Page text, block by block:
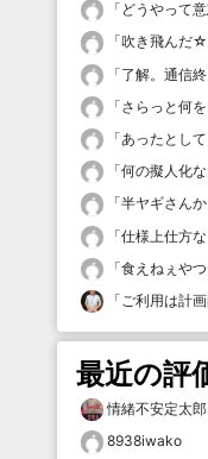
「 どうやって
「吹き飛んだ☆
「了解。通信終
「さらっと何を
「あったとし
「何の擬人化
「半ヤギさん
「仕様上仕方
「食えねぇや
「 ご利用は計
最近の評
情緒不安定太郎
8938iwako